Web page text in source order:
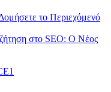
το Περιεχόμενό
στο SEO: Ο Νέος